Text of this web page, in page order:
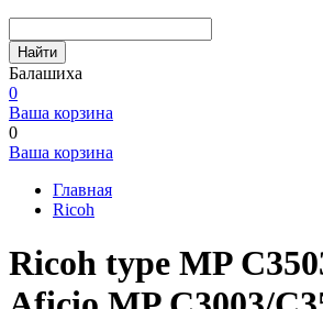
Найти
Балашиха
0
Ваша корзина
0
Ваша корзина
Главная
Ricoh
Ricoh type MP